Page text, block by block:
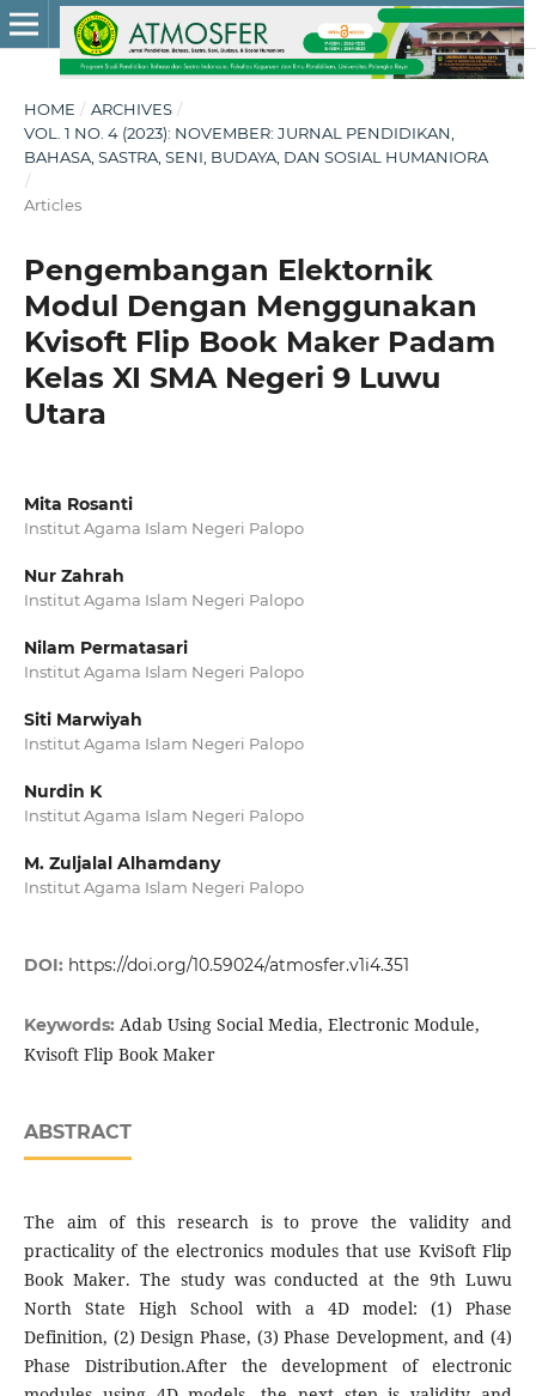
HOME / ARCHIVES /
VOL. 1 NO. 4 (2023): NOVEMBER: JURNAL PENDIDIKAN,
BAHASA, SASTRA, SENI, BUDAYA, DAN SOSIAL HUMANIORA
/
Articles
Pengembangan Elektornik
Modul Dengan Menggunakan
Kvisoft Flip Book Maker Padam
Kelas XI SMA Negeri 9 Luwu
Utara
Mita Rosanti
Institut Agama Islam Negeri Palopo
Nur Zahrah
Institut Agama Islam Negeri Palopo
Nilam Permatasari
Institut Agama Islam Negeri Palopo
Siti Marwiyah
Institut Agama Islam Negeri Palopo
Nurdin K
Institut Agama Islam Negeri Palopo
M. Zuljalal Alhamdany
Institut Agama Islam Negeri Palopo
DOI: https://doi.org/10.59024/atmosfer.v1i4.351
Keywords: Adab Using Social Media, Electronic Module,
Kvisoft Flip Book Maker
ABSTRACT
The aim of this research is to prove the validity and
practicality of the electronics modules that use KviSoft Flip
Book Maker. The study was conducted at the 9th Luwu
North State High School with a 4D model: (1) Phase
Definition, (2) Design Phase, (3) Phase Development, and (4)
Phase Distribution.After the development of electronic